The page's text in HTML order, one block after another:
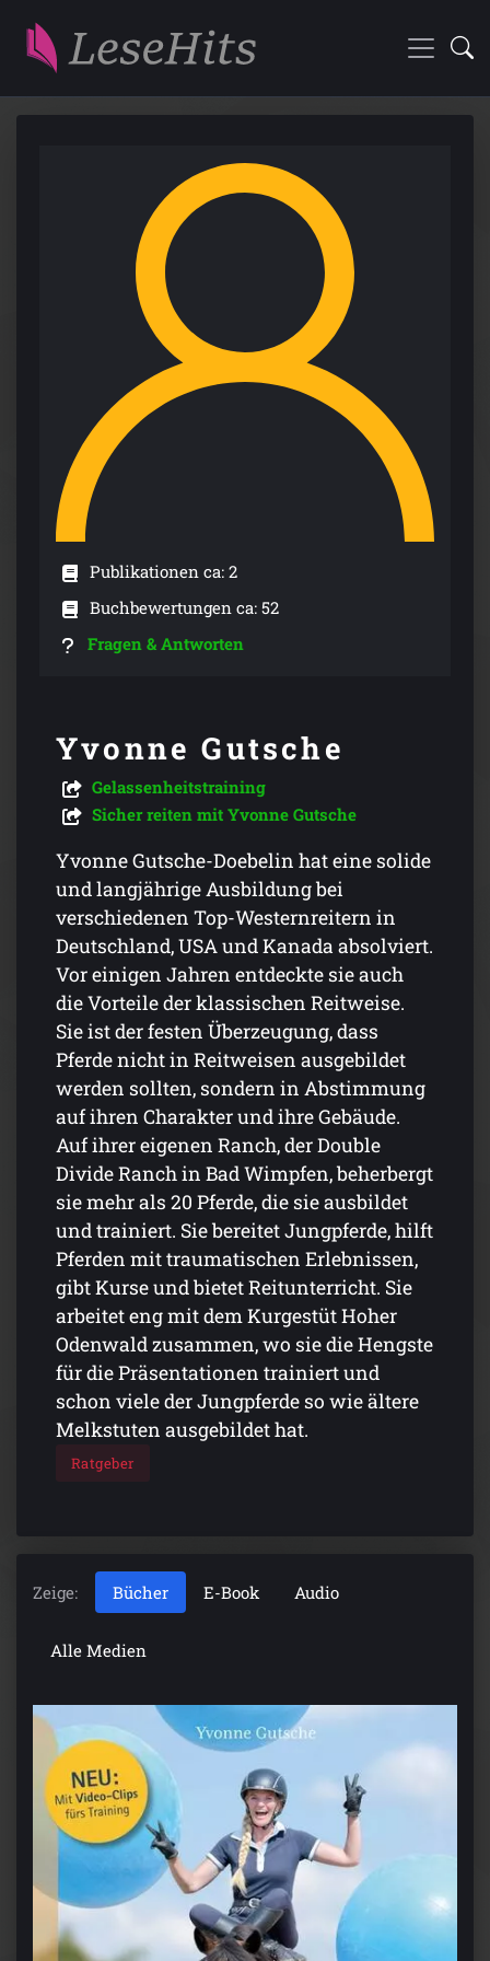
Publikationen ca: 2
Buchbewertungen ca: 52
Fragen & Antworten
Yvonne Gutsche
Gelassenheitstraining
Sicher reiten mit Yvonne Gutsche
Yvonne Gutsche-Doebelin hat eine solide
und langjährige Ausbildung bei
verschiedenen Top-Westernreitern in
Deutschland, USA und Kanada absolviert.
Vor einigen Jahren entdeckte sie auch
die Vorteile der klassischen Reitweise.
Sie ist der festen Überzeugung, dass
Pferde nicht in Reitweisen ausgebildet
werden sollten, sondern in Abstimmung
auf ihren Charakter und ihre Gebäude.
Auf ihrer eigenen Ranch, der Double
Divide Ranch in Bad Wimpfen, beherbergt
sie mehr als 20 Pferde, die sie ausbildet
und trainiert. Sie bereitet Jungpferde, hilft
Pferden mit traumatischen Erlebnissen,
gibt Kurse und bietet Reitunterricht. Sie
arbeitet eng mit dem Kurgestüt Hoher
Odenwald zusammen, wo sie die Hengste
für die Präsentationen trainiert und
schon viele der Jungpferde so wie ältere
Melkstuten ausgebildet hat.
Ratgeber
Zeige: Bücher E-Book Audio
Alle Medien